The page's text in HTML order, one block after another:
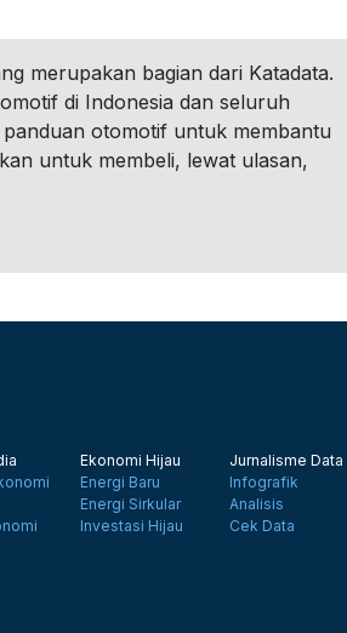
merupakan bagian dari Katadata.
di Indonesia dan seluruh
otomotif untuk membantu
untuk membeli, lewat ulasan,
Ekonomi Hijau
Energi Baru
Energi Sirkular
Investasi Hijau
Jurnalisme Data
Infografik
Analisis
Cek Data